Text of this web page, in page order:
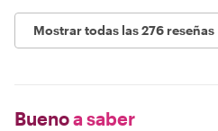
Mostrar todas las 276 reseñas
Buenoa saber